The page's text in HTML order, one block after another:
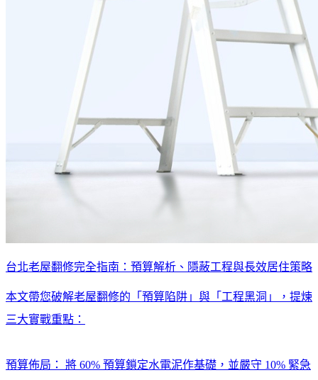
台北老屋翻修完全指南：預算解析、隱蔽工程與長效居住策略
本文帶您破解老屋翻修的「預算陷阱」與「工程黑洞」，提煉
三大實戰重點：
預算佈局： 將 60% 預算鎖定水電泥作基礎，並嚴守 10% 緊急